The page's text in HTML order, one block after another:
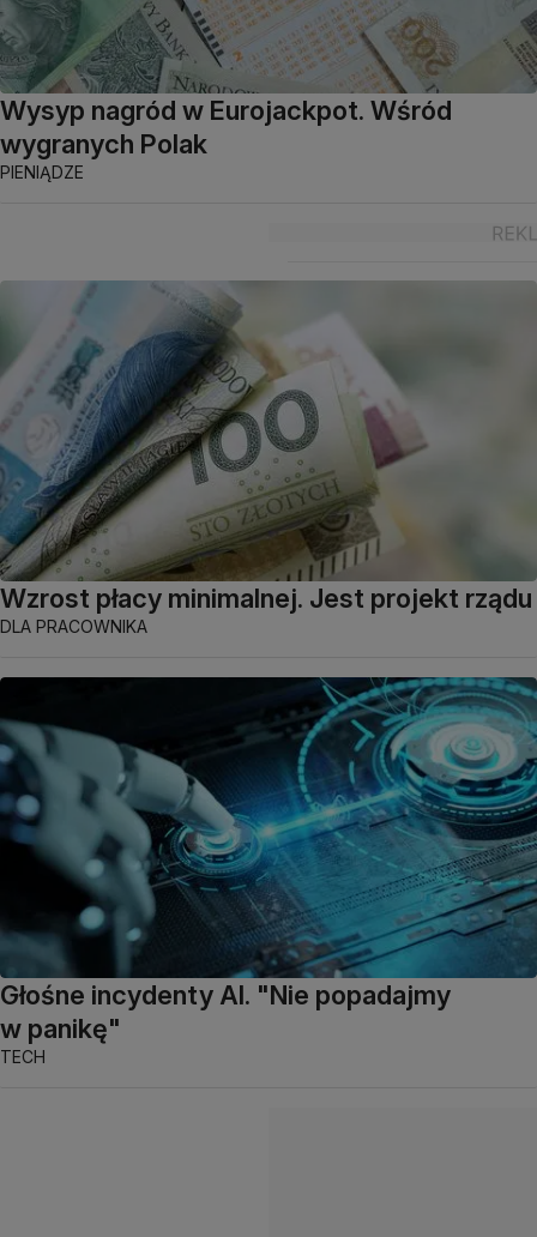
Wysyp nagród w Eurojackpot. Wśród
wygranych Polak
PIENIĄDZE
Wzrost płacy minimalnej. Jest projekt rządu
DLA PRACOWNIKA
Głośne incydenty AI. "Nie popadajmy
w panikę"
TECH